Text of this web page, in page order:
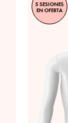
5 SESIONES
EN OFERTA